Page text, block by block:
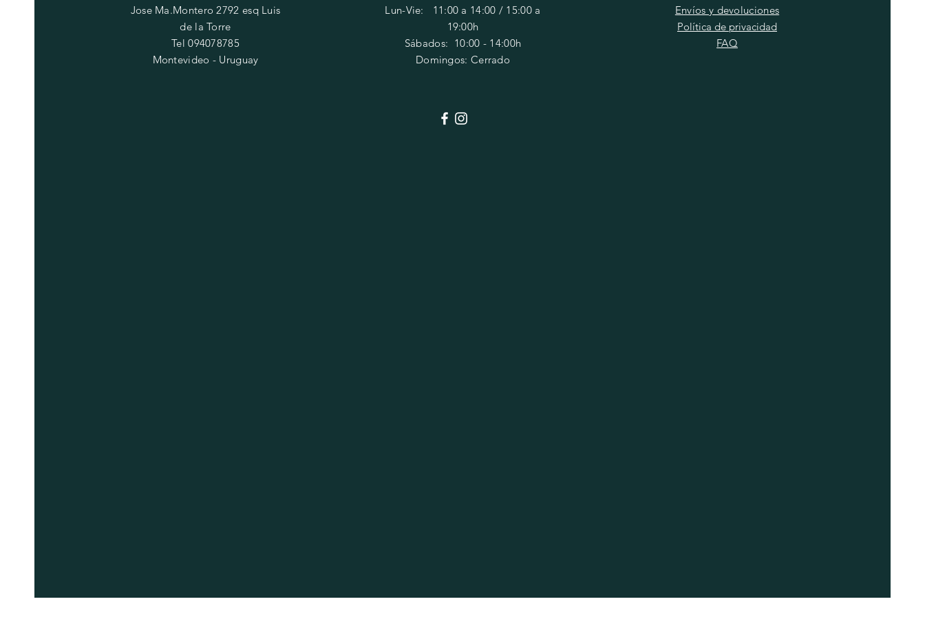
Jose Ma.Montero 2792 esq Luis
de la Torre
Tel 094078785
Montevideo - Uruguay
Lun-Vie: 11:00 a 14:00 / 15:00 a
19:00h
​​Sábados: 10:00 - 14:00h
Domingos: Cerrado
Envíos y devoluciones
Política de privacidad
FAQ